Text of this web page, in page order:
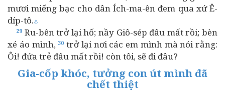
mươi miếng bạc cho dân Ích-ma-ên đem qua xứ Ê-
díp-tô.⚓
29 Ru-bên trở lại hố; nầy Giô-sép đâu mất rồi; bèn
xé áo mình, 30 trở lại nơi các em mình mà nói rằng:
Ôi! đứa trẻ đâu mất rồi! còn tôi, sẽ đi đâu?
Gia-cốp khóc, tưởng con út mình đã
chết thiệt